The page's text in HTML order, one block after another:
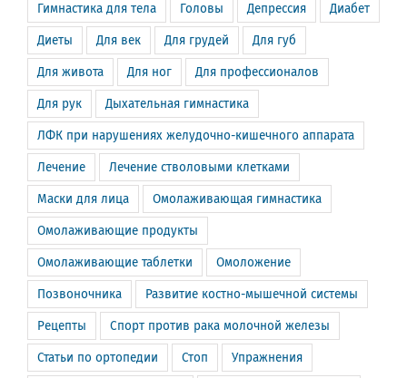
Гимнастика для тела Головы Депрессия Диабет
Диеты Для век Для грудей Для губ
Для живота Для ног Для профессионалов
Для рук Дыхательная гимнастика
ЛФК при нарушениях желудочно-кишечного аппарата
Лечение Лечение стволовыми клетками
Маски для лица Омолаживающая гимнастика
Омолаживающие продукты
Омолаживающие таблетки Омоложение
Позвоночника Развитие костно-мышечной системы
Рецепты Спорт против рака молочной железы
Статьи по ортопедии Стоп Упражнения